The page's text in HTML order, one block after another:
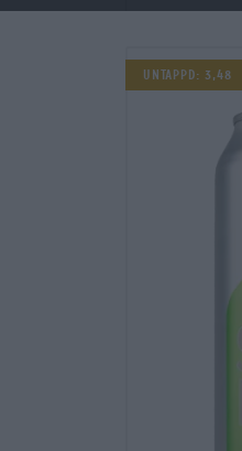
Untappd: 3,48